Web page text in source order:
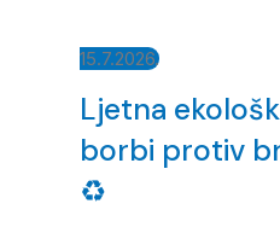
15.7.2026.
Ljetna
borbi protiv
♻️